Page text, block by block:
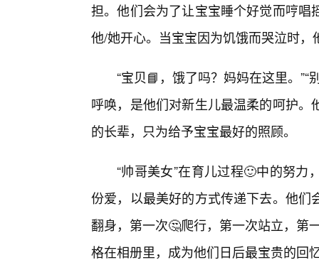
担。他们会为了让宝宝睡个好觉而哼
他/她开心。当宝宝因为饥饿而哭泣时
“宝贝📘，饿了吗？妈妈在这里。
呼唤，是他们对新生儿最温柔的呵护
的长辈，只为给予宝宝最好的照顾。
“帅哥美女”在育儿过程🙂中的努
份爱，以最美好的方式传递下去。他
翻身，第一次🤔爬行，第一次站立，第
格在相册里，成为他们日后最宝贵的回